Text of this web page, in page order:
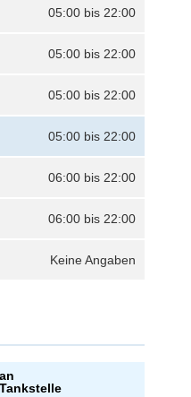
05:00 bis 22:00
05:00 bis 22:00
05:00 bis 22:00
05:00 bis 22:00
06:00 bis 22:00
06:00 bis 22:00
Keine Angaben